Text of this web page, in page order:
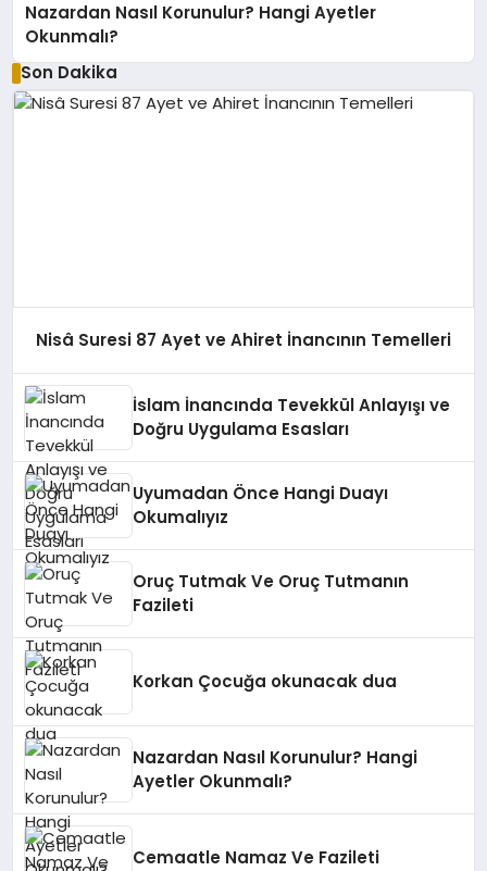
Nazardan Nasıl Korunulur? Hangi Ayetler
Okunmalı?
Son Dakika
Nisâ Suresi 87 Ayet ve Ahiret İnancının Temelleri
İslam İnancında Tevekkül Anlayışı ve
Doğru Uygulama Esasları
Uyumadan Önce Hangi Duayı
Okumalıyız
Oruç Tutmak Ve Oruç Tutmanın
Fazileti
Korkan Çocuğa okunacak dua
Nazardan Nasıl Korunulur? Hangi
Ayetler Okunmalı?
Cemaatle Namaz Ve Fazileti